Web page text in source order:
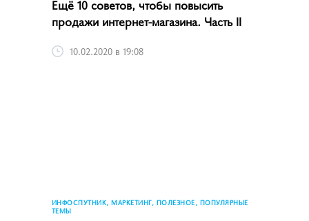
Ещё 10 советов, чтобы повысить
продажи интернет-магазина. Часть II